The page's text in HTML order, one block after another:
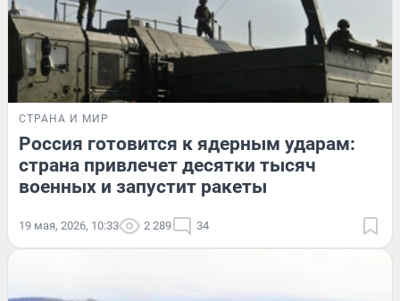
СТРАНА И МИР
Россия готовится к ядерным ударам:
страна привлечет десятки тысяч
военных и запустит ракеты
19 мая, 2026, 10:33 2 289 34